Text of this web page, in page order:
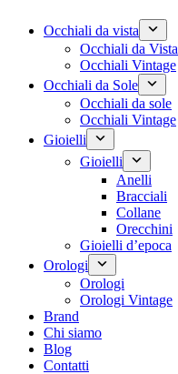
Occhiali da vista
Occhiali da Vista
Occhiali Vintage
Occhiali da Sole
Occhiali da sole
Occhiali Vintage
Gioielli
Gioielli
Anelli
Bracciali
Collane
Orecchini
Gioielli d’epoca
Orologi
Orologi
Orologi Vintage
Brand
Chi siamo
Blog
Contatti